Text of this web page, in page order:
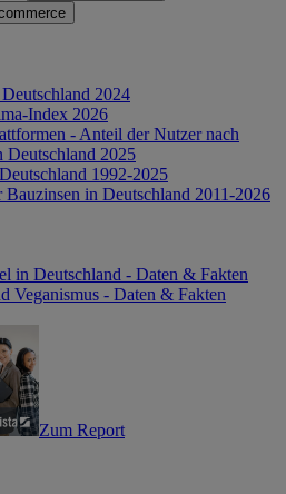
2024
Index 2026
- Anteil der Nutzer nach
Deutschland 2025
1992-2025
in Deutschland 2011-2026
in Deutschland - Daten & Fakten
Veganismus - Daten & Fakten
Zum Report